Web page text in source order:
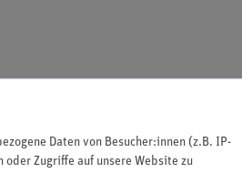
Daten von Besucher:innen (z.B. IP-
Zugriffe auf unsere Website zu